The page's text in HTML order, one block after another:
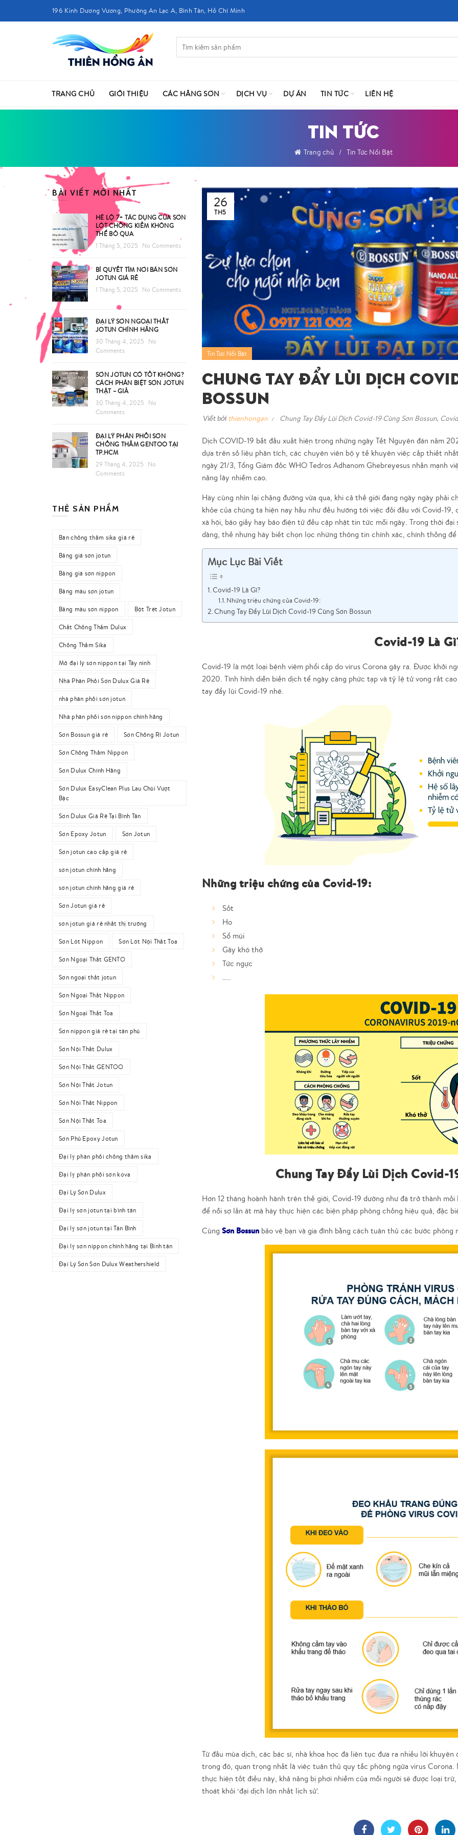
196 Kinh Dương Vương, Phường An Lạc A, Bình Tân, Hồ Chí Minh
TRANG CHỦ GIỚI THIỆU CÁC HÃNG SƠN DỊCH VỤ DỰ ÁN TIN TỨC LIÊN HỆ
TIN TỨC
Trang chủ Tin Tức Nổi Bật
26
TH5
Tin Tức Nổi Bật
Chung Tay Đẩy Lùi Dịch
Bossun
Viết bởi thienhongan Chung Tay Đẩy Lùi Dịch Covid-19 Cùng Sơn Bossun,
Dịch COVID-19 bắt đầu xuất hiện trong những ngày Tết Nguyên đán năm
dựa trên số liệu phân tích, các chuyên viên bộ y tế khuyên việc cấp thiết nhất
ngày 21/3, Tổng Giám đốc WHO Tedros Adhanom Ghebreyesus nhấn mạnh
năng lây nhiễm cao.
Hãy cùng nhìn lại chặng đường vừa qua, khi cả thế giới đang ngày ngày phải
khỏe của chúng ta hiện nay hầu như đều hướng tới việc đối đầu với Covid-
xã hội, báo giấy hay báo điện tử đều cập nhật tin tức mỗi ngày. Trong thời
dàng, thế nhưng hãy biết chọn lọc những thông tin chính xác, chính thống
Mục Lục Bài Viết
Covid-19 Là Gì?
Những triệu chứng của Covid-19:
Chung Tay Đẩy Lùi Dịch Covid-19 Cùng Sơn Bossun
Covid-19 Là
Covid-19 là một loại bệnh viêm phổi cấp do virus Corona gây ra. Được khởi
2020. Tình hình diễn biến dịch tể ngày càng phức tạp và tỷ lệ tử vong rất
tay đẩy lùi Covid-19 nhé.
Những triệu chứng của Covid-19:
Sốt
Ho
Sổ mũi
Gây khó thở
Tức ngực
Chung Tay Đẩy Lùi Dịch Covid-
Hơn 12 tháng hoành hành trên thế giới, Covid-19 dường như đã trở thành
để nỗi sợ lấn át mà hãy thực hiện các biện pháp phòng chống hiệu quả, đặc
Cùng Sơn Bossunbảo vệ bạn và gia đình bằng cách tuân thủ các bước phòng
Từ đầu mùa dịch, các bác sĩ, nhà khoa học đã liên tục đưa ra nhiều lời
trong đó, quan trọng nhất là việc tuân thủ quy tắc phòng ngừa virus
thực hiện tốt điều này, khả năng bị phơi nhiễm của mỗi người sẽ được loại
thoát khỏi ‘đại dịch lớn nhất lịch sử’.
BÀI VIẾT MỚI NHẤT
HÉ LỘ 7+ TÁC DỤNG CỦA SƠN
LÓT CHỐNG KIỀM KHÔNG
THỂ BỎ QUA
1 Tháng 5, 2025
No Comments
BÍ QUYẾT TÌM NƠI BÁN SƠN
JOTUN GIÁ RẺ
1 Tháng 5, 2025
No Comments
ĐẠI LÝ SƠN NGOẠI THẤT
JOTUN CHÍNH HÃNG
30 Tháng 4, 2025
No
Comments
SƠN JOTUN CÓ TỐT KHÔNG?
CÁCH PHÂN BIỆT SƠN JOTUN
THẬT – GIẢ
30 Tháng 4, 2025
No
Comments
ĐẠI LÝ PHÂN PHỐI SƠN
CHỐNG THẤM GENTOO TẠI
TP.HCM
29 Tháng 4, 2025
No
Comments
THẺ SẢN PHẨM
Bán chống thấm sika giá rẻ
Bảng giá sơn jotun
Bảng giá sơn nippon
Bảng màu sơn jotun
Bảng màu sơn nippon Bột Trét Jotun
Chất Chống Thấm Dulux
Chống Thấm Sika
Mở đại lý sơn nippon tại Tây ninh
Nhà Phân Phối Sơn Dulux Giá Rẻ
nhà phân phối sơn jotun
Nhà phân phối sơn nippon chính hãng
Sơn Bossun giá rẻ Sơn Chống Rỉ Jotun
Sơn Chống Thấm Nippon
Sơn Dulux Chính Hãng
Sơn Dulux EasyClean Plus Lau Chùi Vượt
Bậc
Sơn Dulux Giá Rẻ Tại Bình Tân
Sơn Epoxy Jotun Sơn Jotun
Sơn jotun cao cấp giá rẻ
sơn jotun chính hãng
sơn jotun chính hãng giá rẻ
Sơn Jotun giá rẻ
sơn jotun giá rẻ nhất thị trường
Sơn Lót Nippon Sơn Lót Nội Thất Toa
Sơn Ngoại Thất GENTO
Sơn ngoại thất jotun
Sơn Ngoại Thất Nippon
Sơn Ngoại Thất Toa
Sơn nippon giá rẻ tại tân phú
Sơn Nội Thất Dulux
Sơn Nội Thất GENTOO
Sơn Nội Thất Jotun
Sơn Nội Thất Nippon
Sơn Nội Thất Toa
Sơn Phủ Epoxy Jotun
Đại lý phân phối chống thấm sika
Đại lý phân phối sơn kova
Đại Lý Sơn Dulux
Đại lý sơn jotun tại bình tân
Đại lý sơn jotun tại Tân Bình
Đại lý sơn nippon chính hãng tại Bình tân
Đại Lý Sơn Sơn Dulux Weathershield